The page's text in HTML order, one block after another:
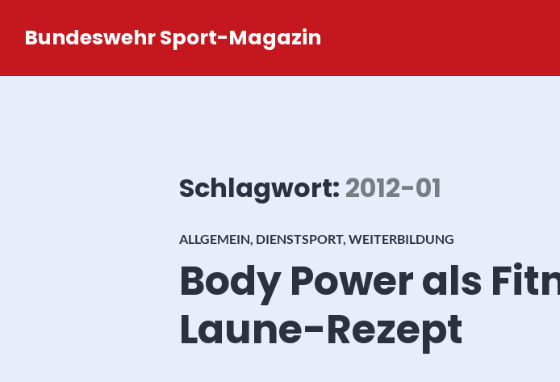
InhaltBundeswehr Sport-Magazin
Schlagwort: 2012-01
ALLGEMEIN DIENSTSPORT, WEITERBILDUNG
Body Power als
Laune-Rezept